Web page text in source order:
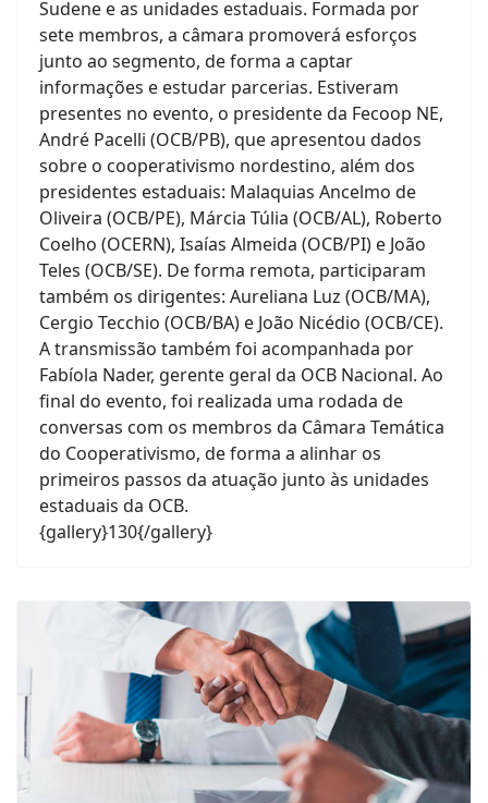
Sudene e as unidades estaduais. Formada por
sete membros, a câmara promoverá esforços
junto ao segmento, de forma a captar
informações e estudar parcerias. Estiveram
presentes no evento, o presidente da Fecoop NE,
André Pacelli (OCB/PB), que apresentou dados
sobre o cooperativismo nordestino, além dos
presidentes estaduais: Malaquias Ancelmo de
Oliveira (OCB/PE), Márcia Túlia (OCB/AL), Roberto
Coelho (OCERN), Isaías Almeida (OCB/PI) e João
Teles (OCB/SE). De forma remota, participaram
também os dirigentes: Aureliana Luz (OCB/MA),
Cergio Tecchio (OCB/BA) e João Nicédio (OCB/CE).
A transmissão também foi acompanhada por
Fabíola Nader, gerente geral da OCB Nacional. Ao
final do evento, foi realizada uma rodada de
conversas com os membros da Câmara Temática
do Cooperativismo, de forma a alinhar os
primeiros passos da atuação junto às unidades
estaduais da OCB.
{gallery}130{/gallery}